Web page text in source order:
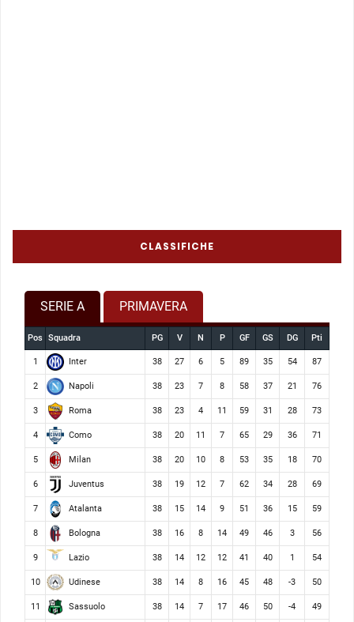
CLASSIFICHE
SERIE A PRIMAVERA
Pos Squadra PG V N P GF GS DG Pti
1 Inter 38 27 6 5 89 35 54 87
2 Napoli 38 23 7 8 58 37 21 76
3 Roma 38 23 4 11 59 31 28 73
4 Como 38 20 11 7 65 29 36 71
5 Milan 38 20 10 8 53 35 18 70
6 Juventus 38 19 12 7 62 34 28 69
7 Atalanta 38 15 14 9 51 36 15 59
8 Bologna 38 16 8 14 49 46 3 56
9 Lazio 38 14 12 12 41 40 1 54
10 Udinese 38 14 8 16 45 48 -3 50
11 Sassuolo 38 14 7 17 46 50 -4 49